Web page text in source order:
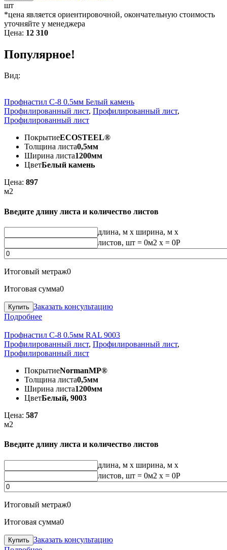
шт
*цена является ориентировочной, окончательную стоимость
уточняйте у менеджера
Цена: 12 310
Популярное!
Вид:
Профнастил С-8 0.5мм Белый камень
Профилированный лист, Профилированный лист,
Профилированный лист
ПокрытиеECOSTEEL®
Толщина листа0,5мм
Ширина листа1200мм
ЦветБелый камень
Цена: 897
м2
Введите длину листа и количество листов
длина, м x ширина, м x
листов, шт = 0м2 x = 0Р
Итоговый метраж0
Итоговая сумма0
Заказать консультацию
Подробнее
Профнастил С-8 0.5мм RAL 9003
Профилированный лист, Профилированный лист,
Профилированный лист
ПокрытиеNormanMP®
Толщина листа0,5мм
Ширина листа1200мм
ЦветБелый, 9003
Цена: 587
м2
Введите длину листа и количество листов
длина, м x ширина, м x
листов, шт = 0м2 x = 0Р
Итоговый метраж0
Итоговая сумма0
Заказать консультацию